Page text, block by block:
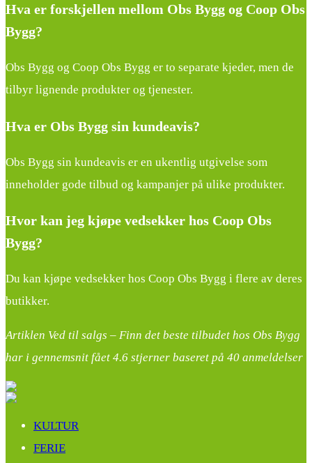
Hva er forskjellen mellom Obs Bygg og Coop Obs
Bygg?
Obs Bygg og Coop Obs Bygg er to separate kjeder, men de
tilbyr lignende produkter og tjenester.
Hva er Obs Bygg sin kundeavis?
Obs Bygg sin kundeavis er en ukentlig utgivelse som
inneholder gode tilbud og kampanjer på ulike produkter.
Hvor kan jeg kjøpe vedsekker hos Coop Obs
Bygg?
Du kan kjøpe vedsekker hos Coop Obs Bygg i flere av deres
butikker.
Artiklen Ved til salgs – Finn det beste tilbudet hos Obs Bygg
har i gennemsnit fået 4.6 stjerner baseret på 40 anmeldelser
KULTUR
FERIE